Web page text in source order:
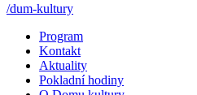
/dum-kultury
Program
Kontakt
Aktuality
Pokladní hodiny